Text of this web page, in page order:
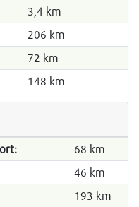
3,4 km
206 km
72 km
148 km
68 km
46 km
193 km